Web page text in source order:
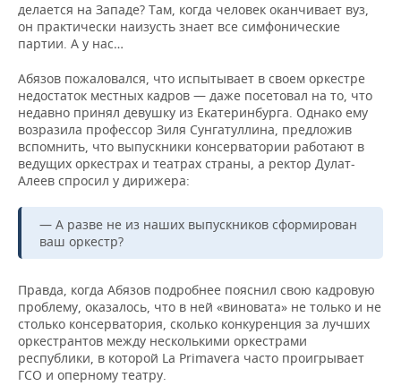
делается на Западе? Там, когда человек оканчивает вуз,
он практически наизусть знает все симфонические
партии. А у нас…
Абязов пожаловался, что испытывает в своем оркестре
недостаток местных кадров — даже посетовал на то, что
недавно принял девушку из Екатеринбурга. Однако ему
возразила профессор Зиля Сунгатуллина, предложив
вспомнить, что выпускники консерватории работают в
ведущих оркестрах и театрах страны, а ректор Дулат-
Алеев спросил у дирижера:
— А разве не из наших выпускников сформирован
ваш оркестр?
Правда, когда Абязов подробнее пояснил свою кадровую
проблему, оказалось, что в ней «виновата» не только и не
столько консерватория, сколько конкуренция за лучших
оркестрантов между несколькими оркестрами
республики, в которой La Primavera часто проигрывает
ГСО и оперному театру.